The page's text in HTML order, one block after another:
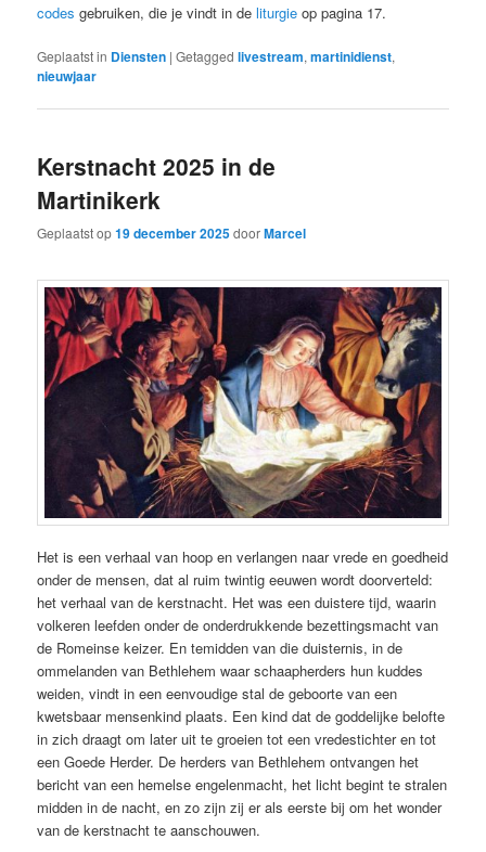
codes gebruiken, die je vindt in deliturgie op pagina 17.
Geplaatst in Diensten |Getagged livestream,martinidienst,
nieuwjaar
Kerstnacht 2025 in de
Martinikerk
Geplaatst op19 december 2025doorMarcel
Het is een verhaal van hoop en verlangen naar vrede en goedheid
onder de mensen, dat al ruim twintig eeuwen wordt doorverteld:
het verhaal van de kerstnacht. Het was een duistere tijd, waarin
volkeren leefden onder de onderdrukkende bezettingsmacht van
de Romeinse keizer. En temidden van die duisternis, in de
ommelanden van Bethlehem waar schaapherders hun kuddes
weiden, vindt in een eenvoudige stal de geboorte van een
kwetsbaar mensenkind plaats. Een kind dat de goddelijke belofte
in zich draagt om later uit te groeien tot een vredestichter en tot
een Goede Herder. De herders van Bethlehem ontvangen het
bericht van een hemelse engelenmacht, het licht begint te stralen
midden in de nacht, en zo zijn zij er als eerste bij om het wonder
van de kerstnacht te aanschouwen.